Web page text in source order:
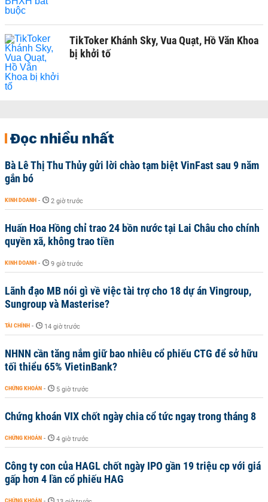
TikToker Khánh Sky, Vua Quạt, Hồ Văn Khoa
bị khởi tố
Đọc nhiều nhất
Bà Lê Thị Thu Thủy gửi lời chào tạm biệt VinFast sau 9 năm
gắn bó
KINH DOANH - 2 giờ trước
Huấn Hoa Hồng chỉ trao 24 bồn nước tại Lai Châu cho chính
quyền xã, không trao tiền
KINH DOANH - 9 giờ trước
Lãnh đạo MB nói gì về việc tài trợ cho 18 dự án Vingroup,
Sungroup và Masterise?
TÀI CHÍNH - 14 giờ trước
NHNN cần tăng nắm giữ bao nhiêu cổ phiếu CTG để sở hữu
tối thiểu 65% VietinBank?
CHỨNG KHOÁN - 5 giờ trước
Chứng khoán VIX chốt ngày chia cổ tức ngay trong tháng 8
CHỨNG KHOÁN - 4 giờ trước
Công ty con của HAGL chốt ngày IPO gần 19 triệu cp với giá
gấp hơn 4 lần cổ phiếu HAG
CHỨNG KHOÁN